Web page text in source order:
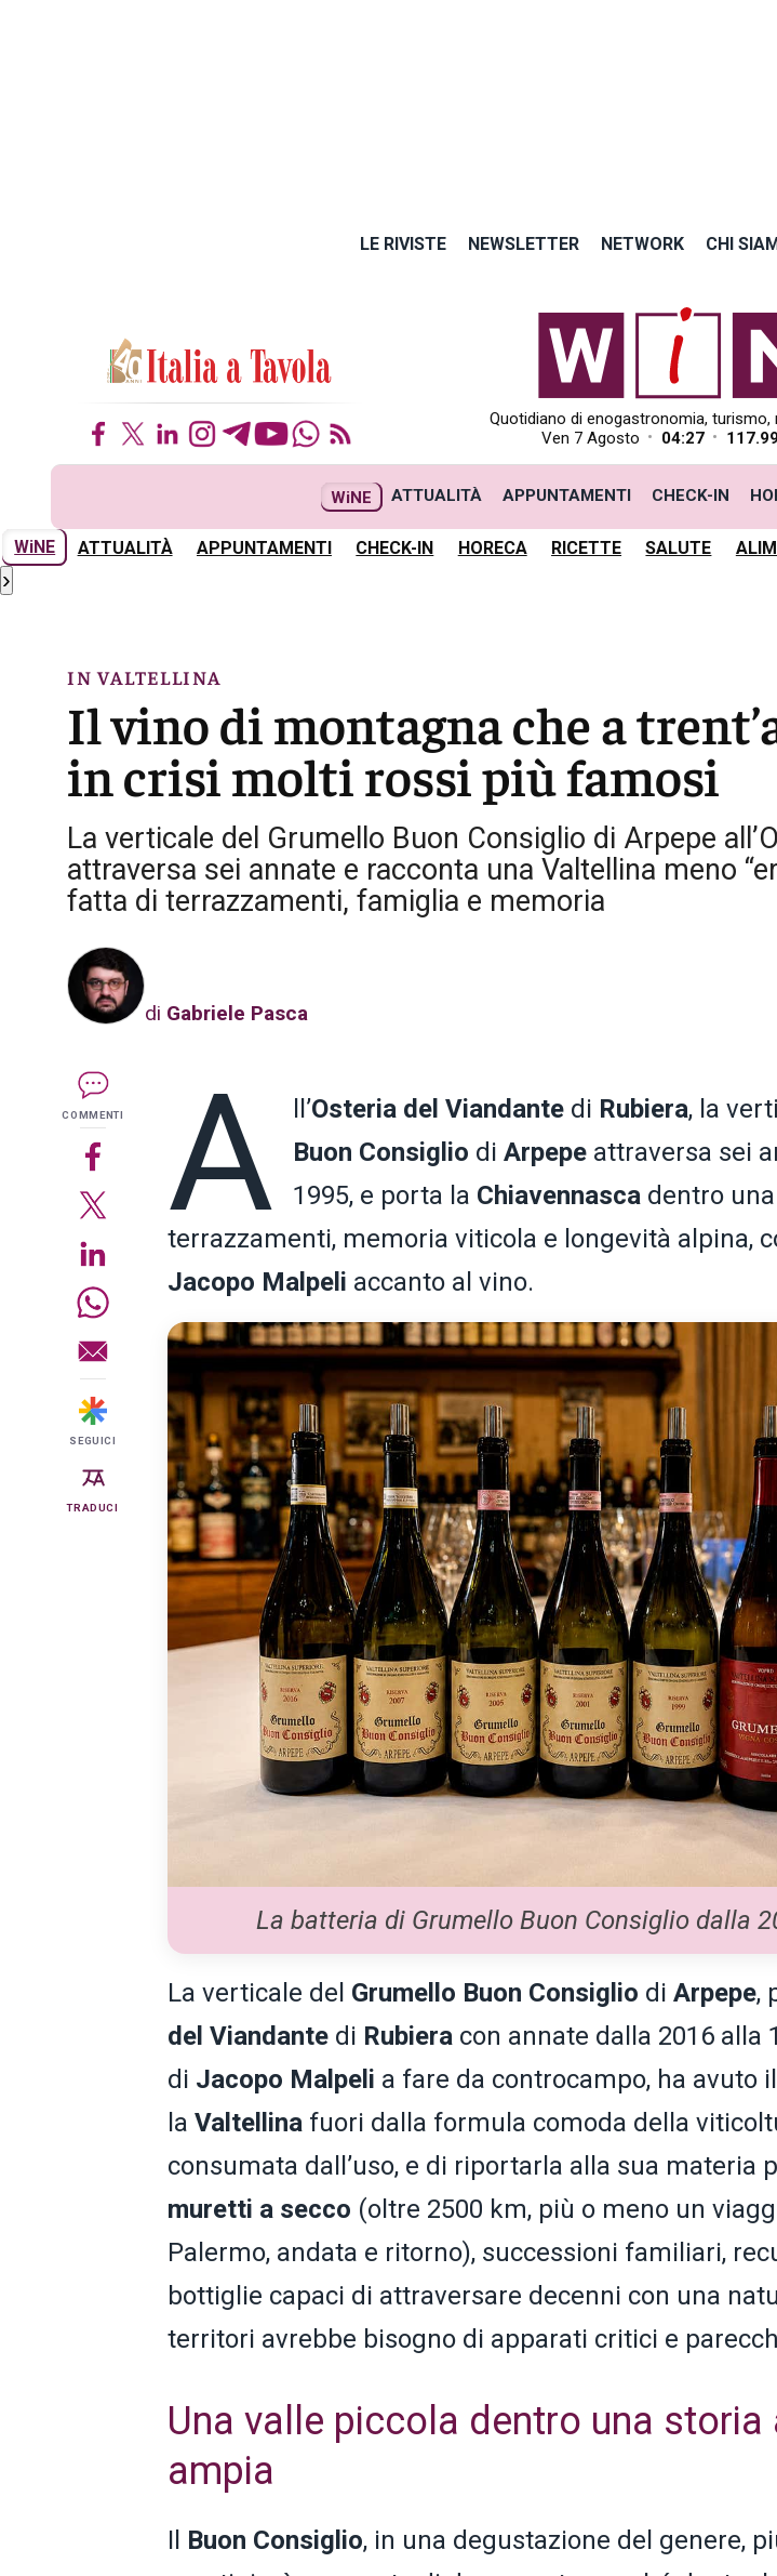
LE RIVISTE NEWSLETTER NETWORK CHI
Quotidiano di enogastronomia,
Ven 7 Agosto • 04:27 •
WiNE ATTUALITÀ APPUNTAMENTI CHECK-IN
WiNE ATTUALITÀ APPUNTAMENTI CHECK-IN HORECA RICETTE SALUTE
›
IN VALTELLINA
Il vino di montagna che a
in crisi molti rossi più famosi
La verticale del Grumello Buon Consiglio di Arpepe
attraversa sei annate e racconta una Valtellina meno
fatta di terrazzamenti, famiglia e memoria
di Gabriele Pasca
COMMENTI
SEGUICI
TRADUCI
A ll’Osteria del Viandante di Rubiera, la
Buon Consiglio diArpepe attraversa sei
1995, e porta la Chiavennasca dentro
terrazzamenti, memoria viticola e longevità alpina,
Jacopo Malpeli accanto al vino.
La batteria di Grumello Buon Consiglio dalla
La verticale del Grumello Buon Consiglio di Arpepe,
del Viandante di Rubiera con annate dalla 2016 alla
di Jacopo Malpeli a fare da controcampo, ha avuto
la Valtellina fuori dalla formula comoda della
consumata dall’uso, e di riportarla alla sua materia
muretti a secco (oltre 2500 km, più o meno un
Palermo, andata e ritorno), successioni familiari,
bottiglie capaci di attraversare decenni con una
territori avrebbe bisogno di apparati critici e
Una valle piccola dentro una storia
ampia
Il Buon Consiglio, in una degustazione del genere,